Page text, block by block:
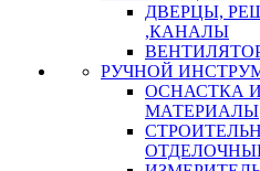
ДВЕРЦЫ,
,КАНАЛЫ
РУЧНОЙ
ОСНАСТКА
МАТЕРИАЛЫ